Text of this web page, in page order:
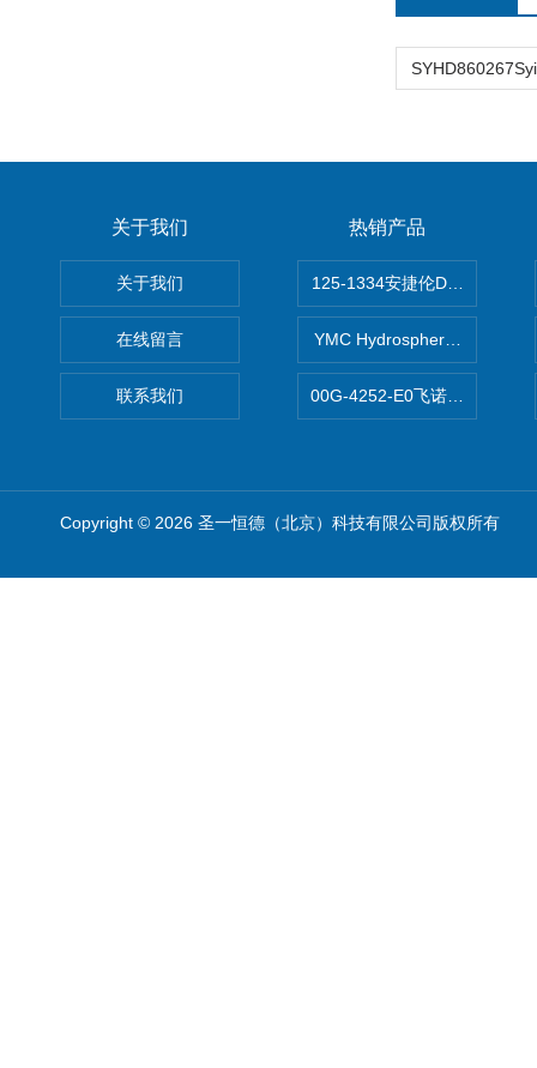
关于我们
关于我们
在线留言
联系我们
热销产品
125-1334安捷伦DB-624色谱
YMC Hydrosphere C18亲水
00G-4252-E0飞诺美Luna
Copyright © 2026 圣一恒德（北京）科技有限公司版权所有